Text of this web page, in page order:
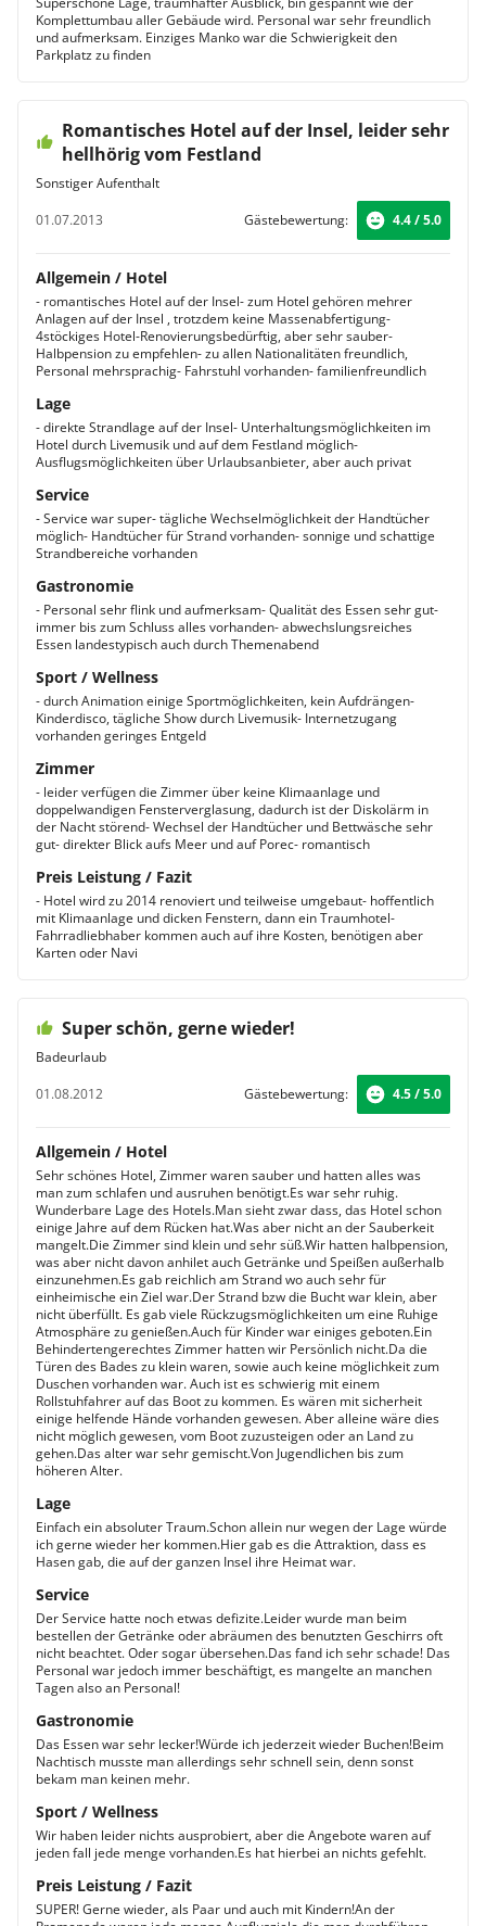
Komplettumbau aller Gebäude wird. Personal war sehr freundlich
und aufmerksam. Einziges Manko war die Schwierigkeit den
Parkplatz zu finden
Romantisches Hotel auf der Insel, leider sehr
hellhörig vom Festland
Sonstiger Aufenthalt
01.07.2013
Gästebewertung: 4.4 / 5.0
Allgemein / Hotel
- romantisches Hotel auf der Insel- zum Hotel gehören mehrer
Anlagen auf der Insel , trotzdem keine Massenabfertigung-
4stöckiges Hotel-Renovierungsbedürftig, aber sehr sauber-
Halbpension zu empfehlen- zu allen Nationalitäten freundlich,
Personal mehrsprachig- Fahrstuhl vorhanden- familienfreundlich
Lage
- direkte Strandlage auf der Insel- Unterhaltungsmöglichkeiten im
Hotel durch Livemusik und auf dem Festland möglich-
Ausflugsmöglichkeiten über Urlaubsanbieter, aber auch privat
Service
- Service war super- tägliche Wechselmöglichkeit der Handtücher
möglich- Handtücher für Strand vorhanden- sonnige und schattige
Strandbereiche vorhanden
Gastronomie
- Personal sehr flink und aufmerksam- Qualität des Essen sehr gut-
immer bis zum Schluss alles vorhanden- abwechslungsreiches
Essen landestypisch auch durch Themenabend
Sport / Wellness
- durch Animation einige Sportmöglichkeiten, kein Aufdrängen-
Kinderdisco, tägliche Show durch Livemusik- Internetzugang
vorhanden geringes Entgeld
Zimmer
- leider verfügen die Zimmer über keine Klimaanlage und
doppelwandigen Fensterverglasung, dadurch ist der Diskolärm in
der Nacht störend- Wechsel der Handtücher und Bettwäsche sehr
gut- direkter Blick aufs Meer und auf Porec- romantisch
Preis Leistung / Fazit
- Hotel wird zu 2014 renoviert und teilweise umgebaut- hoffentlich
mit Klimaanlage und dicken Fenstern, dann ein Traumhotel-
Fahrradliebhaber kommen auch auf ihre Kosten, benötigen aber
Karten oder Navi
Super schön, gerne wieder!
Badeurlaub
01.08.2012
Gästebewertung: 4.5 / 5.0
Allgemein / Hotel
Sehr schönes Hotel, Zimmer waren sauber und hatten alles was
man zum schlafen und ausruhen benötigt.Es war sehr ruhig.
Wunderbare Lage des Hotels.Man sieht zwar dass, das Hotel schon
einige Jahre auf dem Rücken hat.Was aber nicht an der Sauberkeit
mangelt.Die Zimmer sind klein und sehr süß.Wir hatten halbpension,
was aber nicht davon anhilet auch Getränke und Speißen außerhalb
einzunehmen.Es gab reichlich am Strand wo auch sehr für
einheimische ein Ziel war.Der Strand bzw die Bucht war klein, aber
nicht überfüllt. Es gab viele Rückzugsmöglichkeiten um eine Ruhige
Atmosphäre zu genießen.Auch für Kinder war einiges geboten.Ein
Behindertengerechtes Zimmer hatten wir Persönlich nicht.Da die
Türen des Bades zu klein waren, sowie auch keine möglichkeit zum
Duschen vorhanden war. Auch ist es schwierig mit einem
Rollstuhfahrer auf das Boot zu kommen. Es wären mit sicherheit
einige helfende Hände vorhanden gewesen. Aber alleine wäre dies
nicht möglich gewesen, vom Boot zuzusteigen oder an Land zu
gehen.Das alter war sehr gemischt.Von Jugendlichen bis zum
höheren Alter.
Lage
Einfach ein absoluter Traum.Schon allein nur wegen der Lage würde
ich gerne wieder her kommen.Hier gab es die Attraktion, dass es
Hasen gab, die auf der ganzen Insel ihre Heimat war.
Service
Der Service hatte noch etwas defizite.Leider wurde man beim
bestellen der Getränke oder abräumen des benutzten Geschirrs oft
nicht beachtet. Oder sogar übersehen.Das fand ich sehr schade! Das
Personal war jedoch immer beschäftigt, es mangelte an manchen
Tagen also an Personal!
Gastronomie
Das Essen war sehr lecker!Würde ich jederzeit wieder Buchen!Beim
Nachtisch musste man allerdings sehr schnell sein, denn sonst
bekam man keinen mehr.
Sport / Wellness
Wir haben leider nichts ausprobiert, aber die Angebote waren auf
jeden fall jede menge vorhanden.Es hat hierbei an nichts gefehlt.
Preis Leistung / Fazit
SUPER! Gerne wieder, als Paar und auch mit Kindern!An der